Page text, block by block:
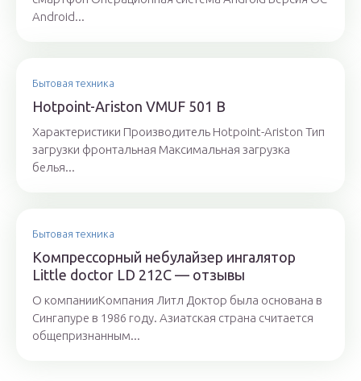
Android...
Бытовая техника
Hotpoint-Ariston VMUF 501 B
Характеристики Производитель Hotpoint-Ariston Тип
загрузки фронтальная Максимальная загрузка
белья...
Бытовая техника
Компрессорный небулайзер ингалятор
Little doctor LD 212C — отзывы
О компанииКомпания Литл Доктор была основана в
Сингапуре в 1986 году. Азиатская страна считается
общепризнанным...